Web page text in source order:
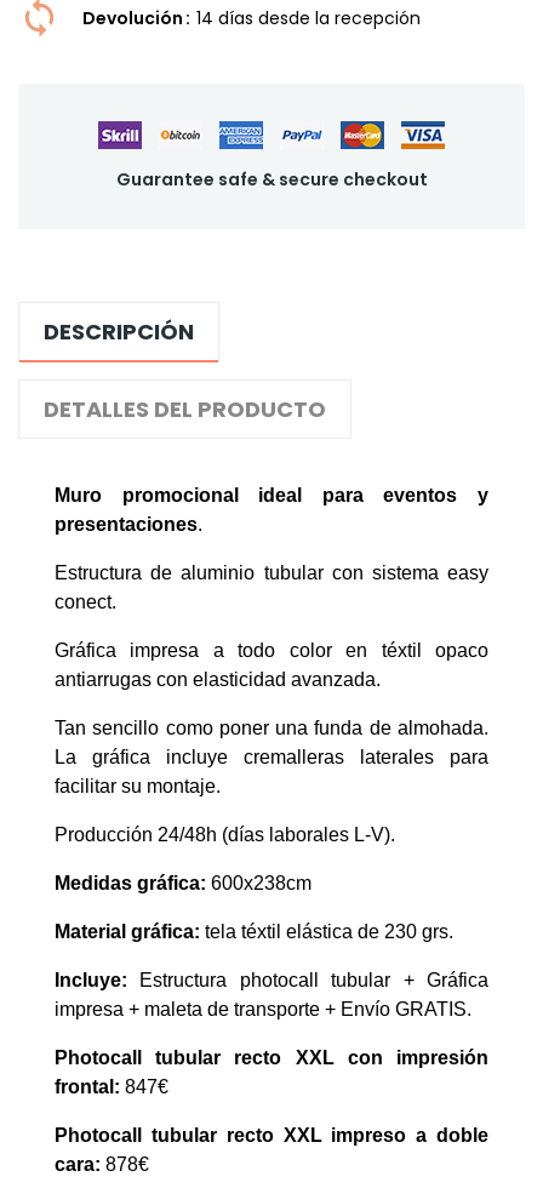
Devolución 14 dí­as desde la recepción
Guarantee safe & secure checkout
DESCRIPCIÓN
DETALLES DEL PRODUCTO
Muro promocional ideal para eventos y
presentaciones.
Estructura de aluminio tubular con sistema easy
conect.
Gráfica impresa a todo color en téxtil opaco
antiarrugas con elasticidad avanzada.
Tan sencillo como poner una funda de almohada.
La gráfica incluye cremalleras laterales para
facilitar su montaje.
Producción 24/48h (días laborales L-V).
Medidas gráfica: 600x238cm
Material gráfica: tela téxtil elástica de 230 grs.
Incluye: Estructura photocall tubular + Gráfica
impresa + maleta de transporte + Envío GRATIS.
Photocall tubular recto XXL con impresión
frontal: 847€
Photocall tubular recto XXL impreso a doble
cara: 878€